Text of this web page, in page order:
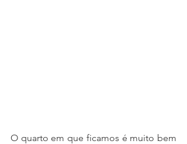
O quarto em que ficamos é muito bem